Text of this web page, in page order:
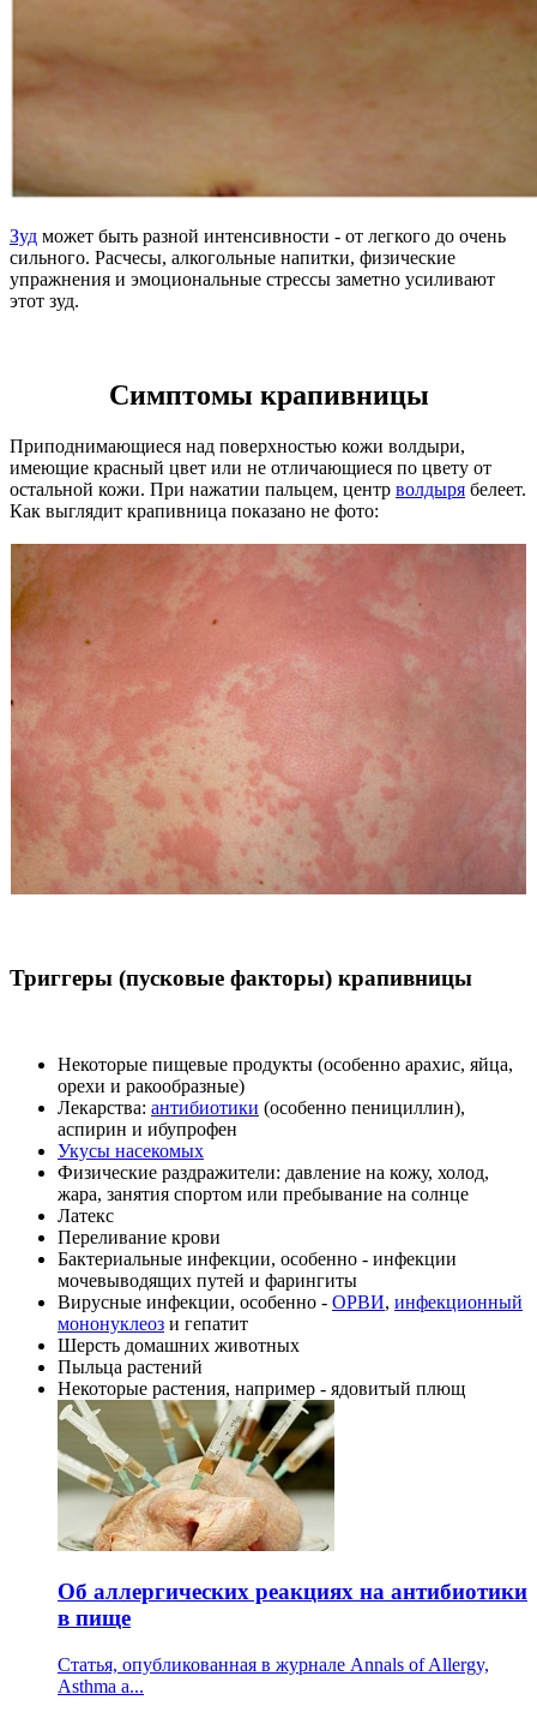
Зуд может быть разной интенсивности - от легкого до очень
сильного. Расчесы, алкогольные напитки, физические
упражнения и эмоциональные стрессы заметно усиливают
этот зуд.
Симптомы крапивницы
Приподнимающиеся над поверхностью кожи волдыри,
имеющие красный цвет или не отличающиеся по цвету от
остальной кожи. При нажатии пальцем, центр волдыря белеет.
Как выглядит крапивница показано не фото:
Триггеры (пусковые факторы) крапивницы
Некоторые пищевые продукты (особенно арахис, яйца,
орехи и ракообразные)
Лекарства: антибиотики (особенно пенициллин),
аспирин и ибупрофен
Укусы насекомых
Физические раздражители: давление на кожу, холод,
жара, занятия спортом или пребывание на солнце
Латекс
Переливание крови
Бактериальные инфекции, особенно - инфекции
мочевыводящих путей и фарингиты
Вирусные инфекции, особенно - ОРВИ, инфекционный
мононуклеоз и гепатит
Шерсть домашних животных
Пыльца растений
Некоторые растения, например - ядовитый плющ
Об аллергических реакциях на антибиотики
в пище
Статья, опубликованная в журнале Annals of Allergy,
Asthma a...